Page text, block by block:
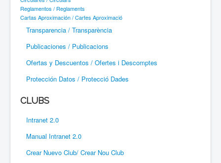
Reglamentos / Reglaments
Cartas Aproximación / Cartes Aproximació
Transparencia / Transparència
Publicaciones / Publicacions
Ofertas y Descuentos / Ofertes i Descomptes
Protección Datos / Protecció Dades
CLUBS
Intranet 2.0
Manual Intranet 2.0
Crear Nuevo Club/ Crear Nou Club